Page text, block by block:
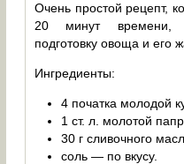
Очень простой рецепт,
20 минут времени,
подготовку овоща и его
Ингредиенты:
4 початка молодой
1 ст. л. молотой
30 г сливочного
соль — по вкусу.